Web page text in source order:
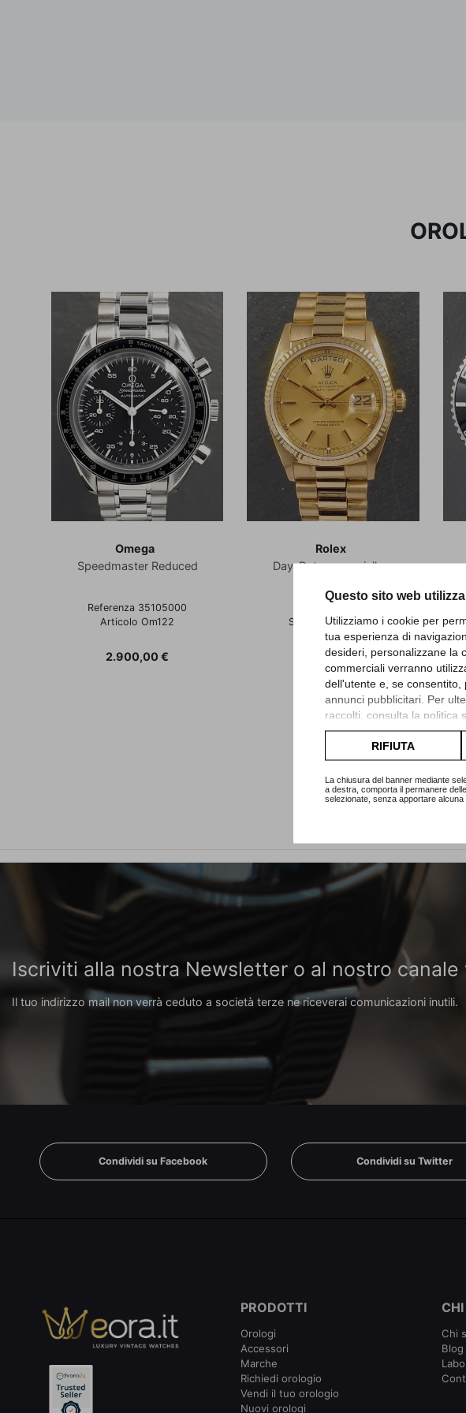
Questo sito web
Utilizziamo i cookie per
tua esperienza di
desideri, personalizzane la
commerciali verranno
dell'utente e, se
annunci pubblicitari. Per
raccolti, consulta la politica
Consulta l'informativa
RIFIUTA
La chiusura del banner mediante
a destra, comporta il permanere
selezionate, senza apportare alcuna
Omega
Speedmaster Reduced
Referenza 35105000
Articolo Om122
Prezzo
2.900,00 €
Rolex
Day-Date - oro giallo -
Scatola e Garanzia
Dicembre 1986
Articolo Rdd17
Prezzo
19.800,00 €
Iscriviti alla nostra Newsletter o al nostro canale
Il tuo indirizzo mail non verrà ceduto a società terze ne riceverai comunicazioni inutili.
Condividi su Facebook Condividi su Twitter
PRODOTTI
Orologi
Accessori
Marche
Richiedi orologio
Vendi il tuo orologio
Nuovi orologi
Chi
Blog